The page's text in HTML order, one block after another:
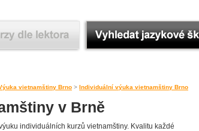
vietnamštiny Brno > Individuální výuka vietnamštiny Brno
v Brně
individuálních kurzů vietnamštiny. Kvalitu každé